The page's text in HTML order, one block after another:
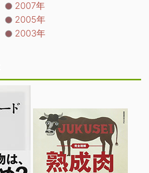
2007年
2005年
2003年